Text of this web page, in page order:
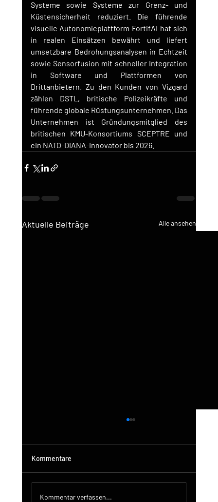
Systeme sowie Systeme zur Grenz- und
Küstensicherheit reduziert. Die führende
visuelle Autonomieplattform FortifAI hat sich
in realen Einsätzen bewährt und liefert
umsetzbare Bedrohungsanalysen in Echtzeit
sowie Sensorfusion mit schneller Integration
in Software und Plattformen von
Drittanbietern. Zu den Kunden von Vizgard
zählen DSTL, britische Polizeikräfte und
führende globale Rüstungsunternehmen. Das
Unternehmen ist Gründungsmitglied des
britischen KMU-Konsortiums SCEPTRE und
ein NATO-DIANA-Innovator bis 2026.
Aktuelle Beiträge Alle ansehen
Kommentare
Kommentar verfassen...